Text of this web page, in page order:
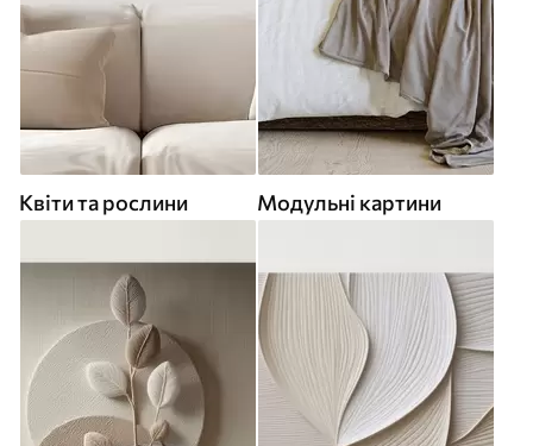
Квіти та рослини Модульні картини